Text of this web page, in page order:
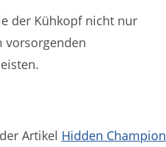
der Kühkopf nicht nur
vorsorgenden
Artikel Hidden Champion